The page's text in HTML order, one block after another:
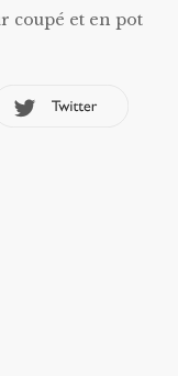
coupé et en pot